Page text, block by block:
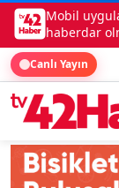
Mobil
haberdar
Canlı Yayın